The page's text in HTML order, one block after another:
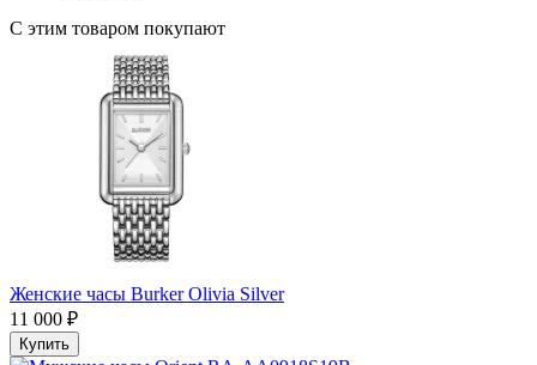
С этим товаром покупают
Женские часы Burker Olivia Silver
11 000 ₽
Купить